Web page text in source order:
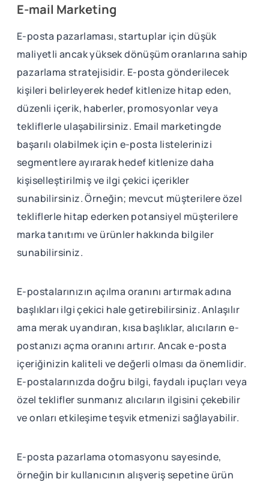
E-mail Marketing
E-posta pazarlaması, startuplar için düşük
maliyetli ancak yüksek dönüşüm oranlarına sahip
pazarlama stratejisidir. E-posta gönderilecek
kişileri belirleyerek hedef kitlenize hitap eden,
düzenli içerik, haberler, promosyonlar veya
tekliflerle ulaşabilirsiniz. Email marketingde
başarılı olabilmek için e-posta listelerinizi
segmentlere ayırarak hedef kitlenize daha
kişiselleştirilmiş ve ilgi çekici içerikler
sunabilirsiniz. Örneğin; mevcut müşterilere özel
tekliflerle hitap ederken potansiyel müşterilere
marka tanıtımı ve ürünler hakkında bilgiler
sunabilirsiniz.
E-postalarınızın açılma oranını artırmak adına
başlıkları ilgi çekici hale getirebilirsiniz. Anlaşılır
ama merak uyandıran, kısa başlıklar, alıcıların e-
postanızı açma oranını artırır. Ancak e-posta
içeriğinizin kaliteli ve değerli olması da önemlidir.
E-postalarınızda doğru bilgi, faydalı ipuçları veya
özel teklifler sunmanız alıcıların ilgisini çekebilir
ve onları etkileşime teşvik etmenizi sağlayabilir.
E-posta pazarlama otomasyonu sayesinde,
örneğin bir kullanıcının alışveriş sepetine ürün